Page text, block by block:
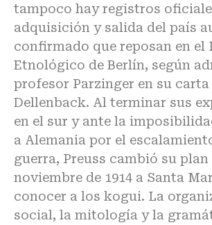
tampoco hay registros
adquisición y salida del país
confirmado que reposan en el
Etnológico de Berlín, según
profesor Parzinger en su carta
Dellenback. Al terminar sus
en el sur y ante la
a Alemania por el
guerra, Preuss cambió su plan
noviembre de 1914 a Santa
conocer a los kogui. La
social, la mitología y la